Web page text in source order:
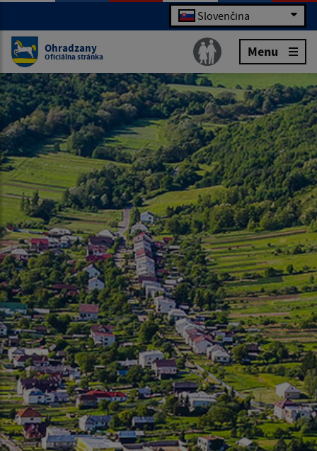
Slovenčina
Ohradzany
Oficiálna stránka Menu